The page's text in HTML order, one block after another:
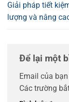
Giải pháp tiết
lượng và nâng
Để lại một
Email của
Các trường